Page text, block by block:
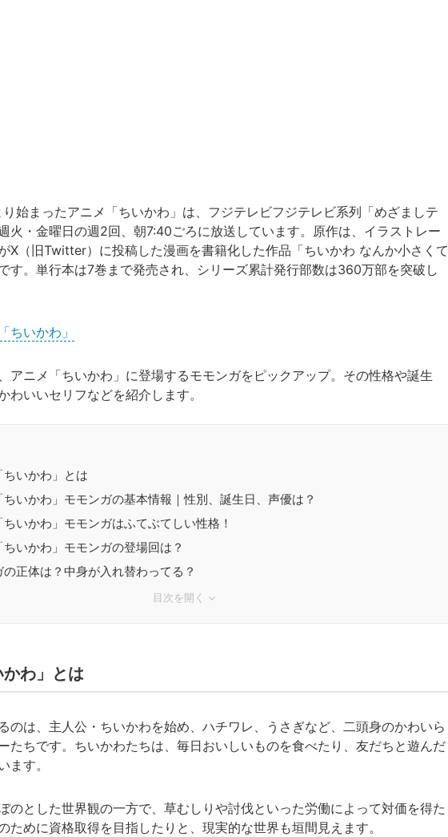
始まったアニメ「ちいかわ」は、フジテレビフジテレビ系列「めざましテ
火・金曜日の週2回、朝7:40ごろに放送しています。原作は、イラストレー
X（旧Twitter）に投稿した漫画を書籍化した作品「ちいかわ なんか小さくて
す。単行本は7巻まで発売され、シリーズ累計発行部数は360万部を突破し
ちいかわ」
アニメ「ちいかわ」に登場するモモンガをピックアップ。その性格や誕生
わいいセリフなどを紹介します。
ちいかわ」とは
ちいかわ」モモンガの基本情報｜性別、誕生日、声優は？
ちいかわ」モモンガはふてぶてしい性格！
ちいかわ」モモンガの登場回は？
の正体は？中身が入れ替わってる？
目次を開く
わ」とは
のは、主人公・ちいかわを始め、ハチワレ、うさぎなど、二頭身のかわいら
たちです。ちいかわたちは、毎日おいしいものを食べたり、友だちと遊んだ
ます。
のとした世界観の一方で、草むしりや討伐といった労働によって対価を得た
ために資格取得を目指したりと、現実的な世界も垣間見えます。